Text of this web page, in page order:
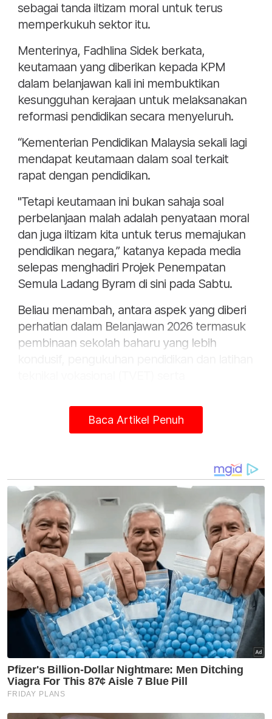
sebagai tanda iltizam moral untuk terus
memperkukuh sektor itu.
Menterinya, Fadhlina Sidek berkata,
keutamaan yang diberikan kepada KPM
dalam belanjawan kali ini membuktikan
kesungguhan kerajaan untuk melaksanakan
reformasi pendidikan secara menyeluruh.
“Kementerian Pendidikan Malaysia sekali lagi
mendapat keutamaan dalam soal terkait
rapat dengan pendidikan.
"Tetapi keutamaan ini bukan sahaja soal
perbelanjaan malah adalah penyataan moral
dan juga iltizam kita untuk terus memajukan
pendidikan negara,” katanya kepada media
selepas menghadiri Projek Penempatan
Semula Ladang Byram di sini pada Sabtu.
Beliau menambah, antara aspek yang diberi
perhatian dalam Belanjawan 2026 termasuk
pembinaan sekolah baharu yang lebih
"Saya ingin menzahirkan penghargaan
kepada Perdana Menteri dan seluruh
terhadap kebajikan pelajar melalui bantuan
awal persekolahan yang dikekalkan.
“Belanjawan ini bagi kita sangat penting dan
tepat pada masanya khususnya untuk
mengangkat darjat, martabat dan kualiti
pendidikan negara,” katanya.
Pada Jumaat, Perdana Menteri, Datuk Seri
Anwar Ibrahim membentangkan Belanjawan
2026 berjumlah RM419.2 bilion yang
merupakan belanjawan terbesar dalam
sejarah negara.
Jumlah tersebut melebihi rekod
perbelanjaan sebanyak RM412.1 bilion bagi
tahun ini yang disemak semula daripada
Baca Artikel Penuh